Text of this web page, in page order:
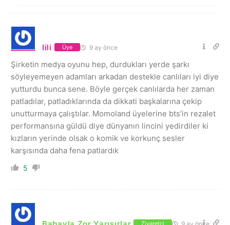
lili Üye 9 ay önce
Şirketin medya oyunu hep, durdukları yerde şarkı
söyleyemeyen adamları arkadan destekle canlıları iyi diye
yutturdu bunca sene. Böyle gerçek canlılarda her zaman
patladılar, patladıklarında da dikkati başkalarına çekip
unutturmaya çalıştılar. Momoland üyelerine bts’in rezalet
performansına güldü diye dünyanın lincini yedirdiler ki
kızların yerinde olsak o komik ve korkunç sesler
karşısında daha fena patlardık
5
Ziyaretçi 9 ay önce